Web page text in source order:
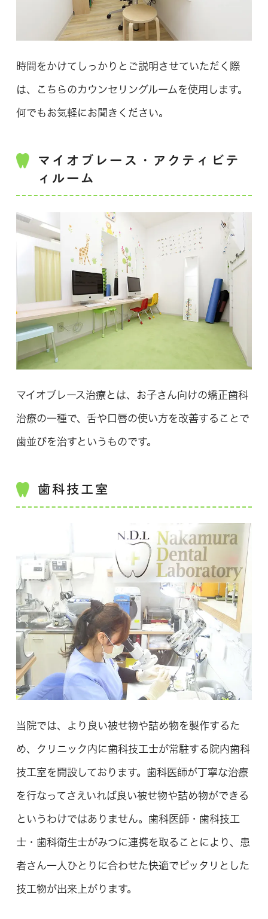
時間をかけてしっかりとご説明させていただく際
は、こちらのカウンセリングルームを使用します。
何でもお気軽にお聞きください。
マイオブレース・アクティビテ
ィルーム
マイオブレース治療とは、お子さん向けの矯正歯科
治療の一種で、舌や口唇の使い方を改善することで
歯並びを治すというものです。
歯科技工室
当院では、より良い被せ物や詰め物を製作するた
め、クリニック内に歯科技工士が常駐する院内歯科
技工室を開設しております。歯科医師が丁寧な治療
を行なってさえいれば良い被せ物や詰め物ができる
というわけではありません。歯科医師・歯科技工
士・歯科衛生士がみつに連携を取ることにより、患
者さん一人ひとりに合わせた快適でピッタリとした
技工物が出来上がります。